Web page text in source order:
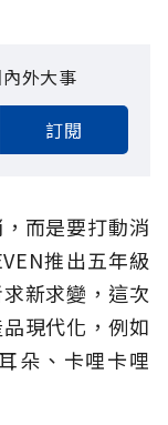
外大事
訂閱
而是要打動消
推出五年級
新求變，這次
現代化，例如
朵、卡哩卡哩